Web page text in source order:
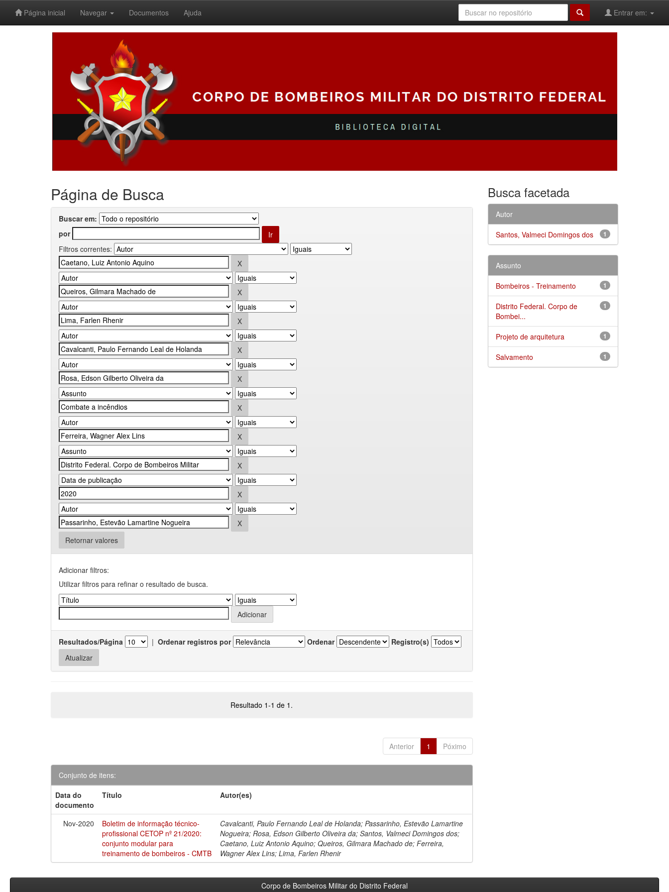
Página inicial Navegar Documentos Ajuda Entrar em:
Página de Busca
Buscar em:
por
Filtros correntes:
Retornar valores
Adicionar filtros:
Utilizar filtros para refinar o resultado de busca.
Resultados/Página | Ordenar registros por Ordenar Registro(s)
Resultado 1-1 de 1.
Anterior 1 Póximo
Conjunto de itens:
Data do
documento
Título Autor(es)
Nov-2020
Boletim de informação técnico-
profissional CETOP nº 21/2020:
conjunto modular para
treinamento de bombeiros - CMTB
Cavalcanti, Paulo Fernando Leal de Holanda; Passarinho, Estevão Lamartine
Nogueira; Rosa, Edson Gilberto Oliveira da; Santos, Valmeci Domingos dos;
Caetano, Luiz Antonio Aquino; Queiros, Gilmara Machado de; Ferreira,
Wagner Alex Lins; Lima, Farlen Rhenir
Busca facetada
Autor
1
Santos, Valmeci Domingos dos
Assunto
1
Bombeiros - Treinamento
1
Distrito Federal. Corpo de
Bombei...
1
Projeto de arquitetura
1
Salvamento
Corpo de Bombeiros Militar do Distrito Federal